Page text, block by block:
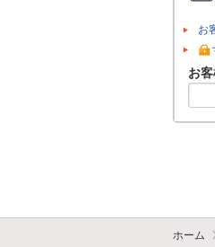
お
お
ホーム